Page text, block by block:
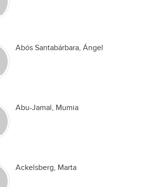
Abós Santabárbara, Ángel
Abu-Jamal, Mumia
Ackelsberg, Marta